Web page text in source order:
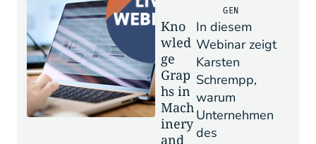
GEN
Kno
wled
ge
Grap
hs in
Mach
inery
and
In diesem
Webinar zeigt
Karsten
Schrempp,
warum
Unternehmen
des